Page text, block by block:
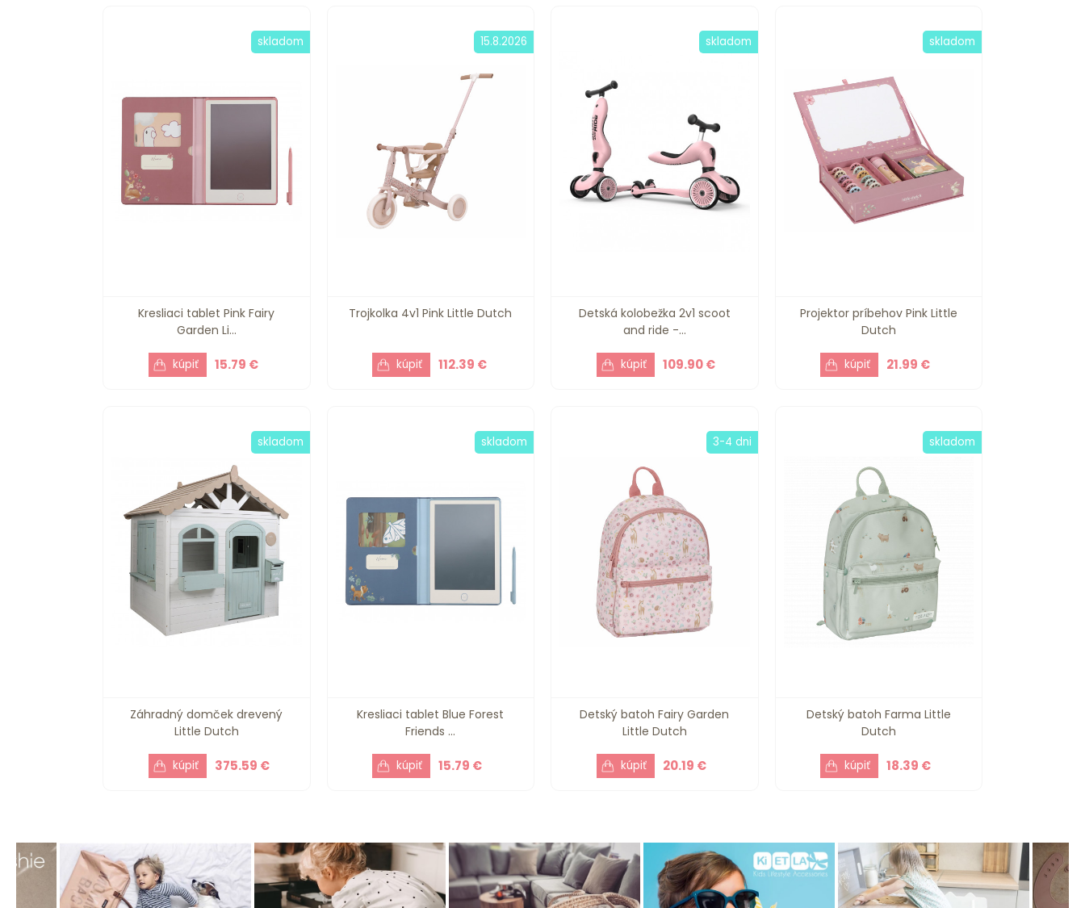
Kresliaci tablet Pink Fairy
Garden Li...
15.79 €
skladom
Trojkolka 4v1 Pink Little Dutch
112.39 €
15.8.2026
Detská kolobežka 2v1 scoot
and ride -...
109.90 €
skladom
Projektor príbehov Pink Little
Dutch
21.99 €
skladom
Záhradný domček drevený
Little Dutch
375.59 €
skladom
Kresliaci tablet Blue Forest
Friends ...
15.79 €
skladom
Detský batoh Fairy Garden
Little Dutch
20.19 €
3-4 dni
Detský batoh Farma Little
Dutch
18.39 €
skladom